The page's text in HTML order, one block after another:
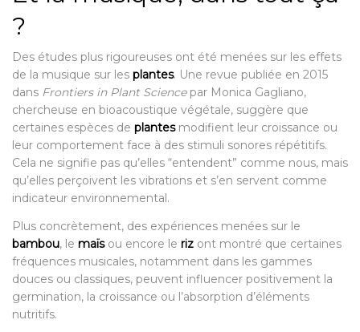
?
Des études plus rigoureuses ont été menées sur les effets
de la musique sur les plantes. Une revue publiée en 2015
dans Frontiers in Plant Sciencepar Monica Gagliano,
chercheuse en bioacoustique végétale, suggère que
certaines espèces de plantesmodifient leur croissance ou
leur comportement face à des stimuli sonores répétitifs.
Cela ne signifie pas qu’elles “entendent” comme nous, mais
qu’elles perçoivent les vibrations et s’en servent comme
indicateur environnemental.
Plus concrètement, des expériences menées sur le
bambou, le maïsou encore le riz ont montré que certaines
fréquences musicales, notamment dans les gammes
douces ou classiques, peuvent influencer positivement la
germination, la croissance ou l’absorption d’éléments
nutritifs.